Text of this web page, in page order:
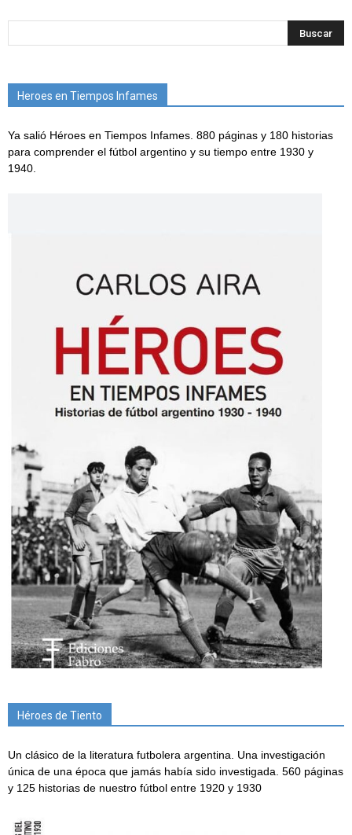
Heroes en Tiempos Infames
Ya salió Héroes en Tiempos Infames. 880 páginas y 180 historias
para comprender el fútbol argentino y su tiempo entre 1930 y
1940.
Héroes de Tiento
Un clásico de la literatura futbolera argentina. Una investigación
única de una época que jamás había sido investigada. 560 páginas
y 125 historias de nuestro fútbol entre 1920 y 1930